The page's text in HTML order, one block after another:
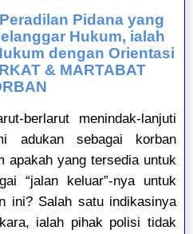
Pidana yang
Hukum, ialah
dengan Orientasi
& MARTABAT
berlarut menindak-lanjuti
adukan sebagai korban
apakah yang tersedia untuk
“jalan keluar”-nya untuk
ini? Salah satu indikasinya
ialah pihak polisi tidak